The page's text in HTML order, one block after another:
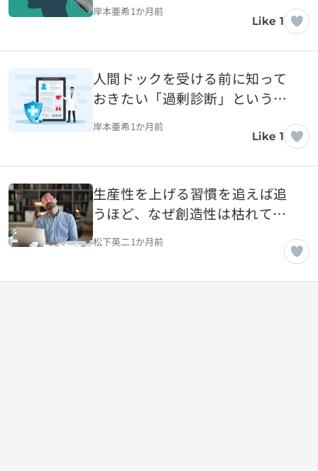
岸本亜希1か月前
Like 1
人間ドックを受ける前に知って
おきたい「過剰診断」という医
学的リスク
岸本亜希1か月前
Like 1
生産性を上げる習慣を追えば追
うほど、なぜ創造性は枯れてい
くのか
松下英二1か月前